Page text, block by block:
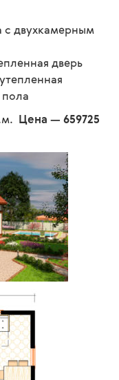
с двухкамерным
дверь
пола
Цена — 659725